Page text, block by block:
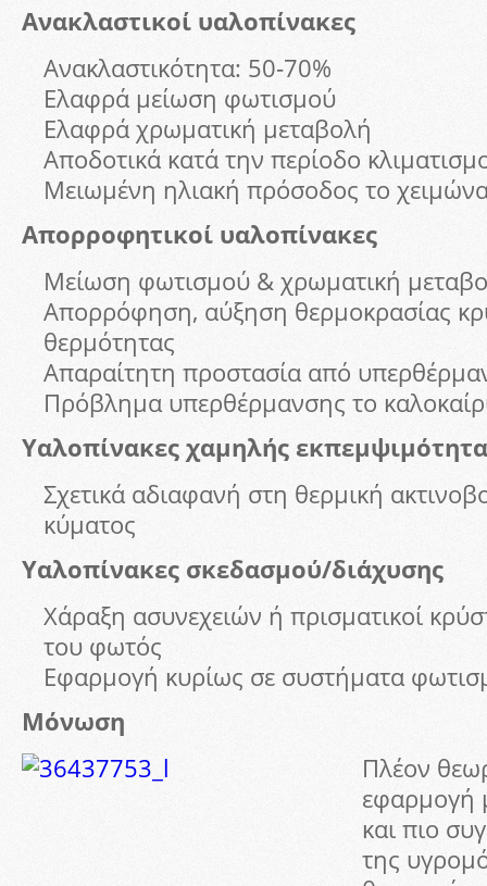
Ανακλαστικοί υαλοπίνακες
Ανακλαστικότητα: 50‐70%
Ελαφρά μείωση φωτισμού
Ελαφρά χρωματική μεταβολή
Αποδοτικά κατά την περίοδο
Μειωμένη ηλιακή πρόσοδος το
Απορροφητικοί υαλοπίνακες
Μείωση φωτισμού & χρωματική
Απορρόφηση, αύξηση θερμοκρασίας
θερμότητας
Απαραίτητη προστασία από
Πρόβλημα υπερθέρμανσης το
Υαλοπίνακες χαμηλής
Σχετικά αδιαφανή στη θερμική
κύματος
Υαλοπίνακες σκεδασμού/διάχυσης
Χάραξη ασυνεχειών ή πρισματικοί
του φωτός
Εφαρμογή κυρίως σε συστήματα
Μόνωση
Πλέον
εφαρμογή
και πιο
της